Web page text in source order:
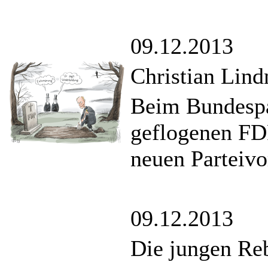
09.12.2013
Christian
Beim
geflogenen
neuen
09.12.2013
Die jungen